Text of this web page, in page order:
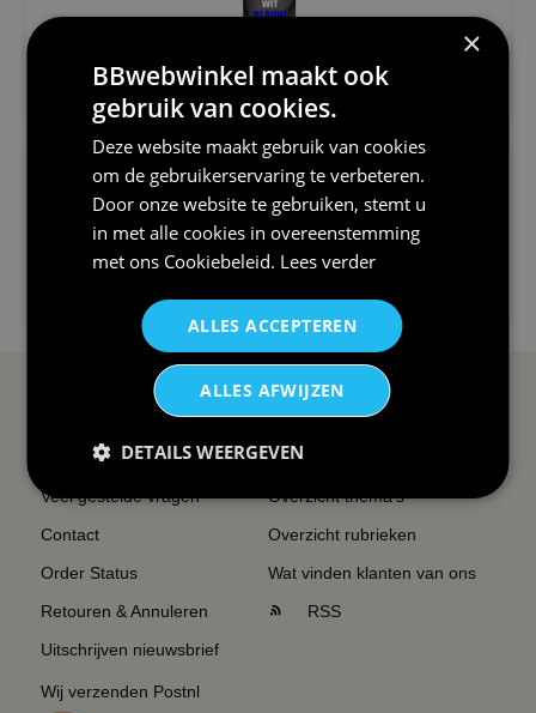
€24,95
V-hals shirt rood wit blauw st...
SERVICE EN INFO
Reviews
Veel gestelde vragen
Contact
Order Status
Retouren & Annuleren
Uitschrijven nieuwsbrief
Wij verzenden Postnl
OVERZICHT
Sitemapping
Overzicht thema's
Overzicht rubrieken
Wat vinden klanten van ons
RSS
×
BBwebwinkel maakt ook
gebruik van cookies.
Deze website maakt gebruik van cookies
om de gebruikerservaring te verbeteren.
Door onze website te gebruiken, stemt u
in met alle cookies in overeenstemming
met ons Cookiebeleid. Lees verder
ALLES ACCEPTEREN
ALLES AFWIJZEN
DETAILS WEERGEVEN